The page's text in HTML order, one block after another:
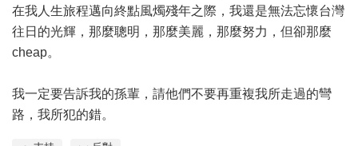
在我人生旅程邁向終點風燭殘年之際，我還是無法忘懷台灣
往日的光輝，那麼聰明，那麼美麗，那麼努力，但卻那麼
cheap。
我一定要告訴我的孫輩，請他們不要再重複我所走過的彎
路，我所犯的錯。